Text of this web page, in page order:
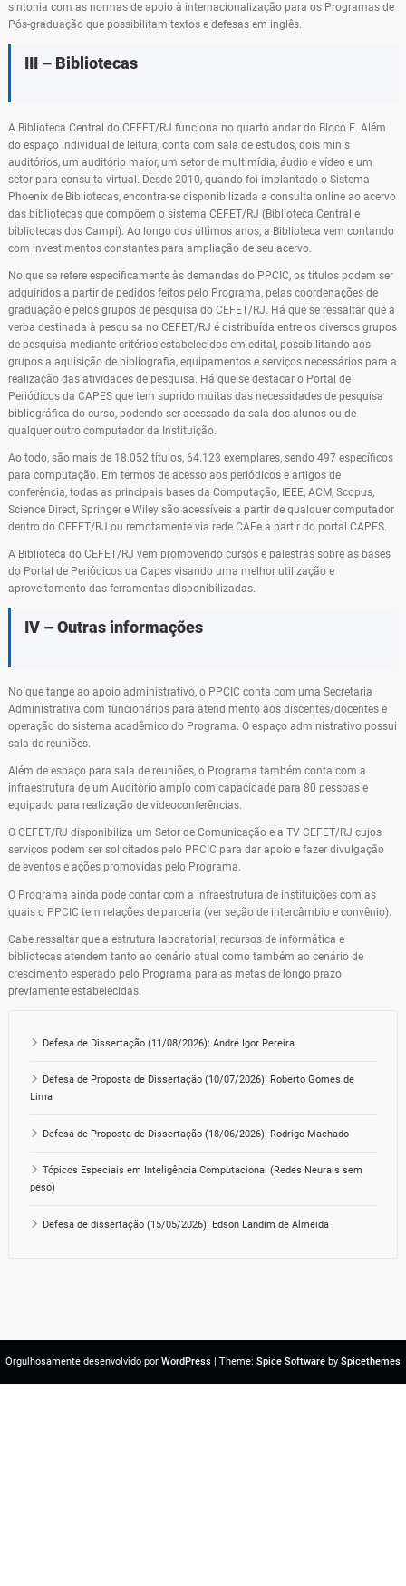
sintonia com as normas de apoio à internacionalização para os Programas de
Pós-graduação que possibilitam textos e defesas em inglês.
III – Bibliotecas
A Biblioteca Central do CEFET/RJ funciona no quarto andar do Bloco E. Além
do espaço individual de leitura, conta com sala de estudos, dois minis
auditórios, um auditório maior, um setor de multimídia, áudio e vídeo e um
setor para consulta virtual. Desde 2010, quando foi implantado o Sistema
Phoenix de Bibliotecas, encontra-se disponibilizada a consulta online ao acervo
das bibliotecas que compõem o sistema CEFET/RJ (Biblioteca Central e
bibliotecas dos Campi). Ao longo dos últimos anos, a Biblioteca vem contando
com investimentos constantes para ampliação de seu acervo.
No que se refere especificamente às demandas do PPCIC, os títulos podem ser
adquiridos a partir de pedidos feitos pelo Programa, pelas coordenações de
graduação e pelos grupos de pesquisa do CEFET/RJ. Há que se ressaltar que a
verba destinada à pesquisa no CEFET/RJ é distribuída entre os diversos grupos
de pesquisa mediante critérios estabelecidos em edital, possibilitando aos
grupos a aquisição de bibliografia, equipamentos e serviços necessários para a
realização das atividades de pesquisa. Há que se destacar o Portal de
Periódicos da CAPES que tem suprido muitas das necessidades de pesquisa
bibliográfica do curso, podendo ser acessado da sala dos alunos ou de
qualquer outro computador da Instituição.
Ao todo, são mais de 18.052 títulos, 64.123 exemplares, sendo 497 específicos
para computação. Em termos de acesso aos periódicos e artigos de
conferência, todas as principais bases da Computação, IEEE, ACM, Scopus,
Science Direct, Springer e Wiley são acessíveis a partir de qualquer computador
dentro do CEFET/RJ ou remotamente via rede CAFe a partir do portal CAPES.
A Biblioteca do CEFET/RJ vem promovendo cursos e palestras sobre as bases
do Portal de Periódicos da Capes visando uma melhor utilização e
aproveitamento das ferramentas disponibilizadas.
IV – Outras informações
No que tange ao apoio administrativo, o PPCIC conta com uma Secretaria
Administrativa com funcionários para atendimento aos discentes/docentes e
operação do sistema acadêmico do Programa. O espaço administrativo possui
sala de reuniões.
Além de espaço para sala de reuniões, o Programa também conta com a
infraestrutura de um Auditório amplo com capacidade para 80 pessoas e
equipado para realização de videoconferências.
O CEFET/RJ disponibiliza um Setor de Comunicação e a TV CEFET/RJ cujos
serviços podem ser solicitados pelo PPCIC para dar apoio e fazer divulgação
de eventos e ações promovidas pelo Programa.
O Programa ainda pode contar com a infraestrutura de instituições com as
quais o PPCIC tem relações de parceria (ver seção de intercâmbio e convênio).
Cabe ressaltar que a estrutura laboratorial, recursos de informática e
bibliotecas atendem tanto ao cenário atual como também ao cenário de
crescimento esperado pelo Programa para as metas de longo prazo
previamente estabelecidas.
Defesa de Dissertação (11/08/2026): André Igor Pereira
Defesa de Proposta de Dissertação (10/07/2026): Roberto Gomes de
Lima
Defesa de Proposta de Dissertação (18/06/2026): Rodrigo Machado
Tópicos Especiais em Inteligência Computacional (Redes Neurais sem
peso)
Defesa de dissertação (15/05/2026): Edson Landim de Almeida
Orgulhosamente desenvolvido por WordPress | Theme: Spice Software by Spicethemes